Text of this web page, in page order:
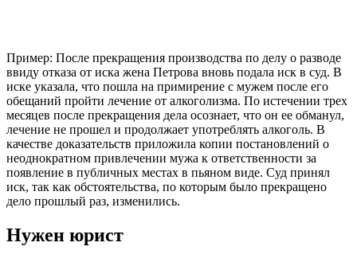
Пример: После прекращения производства по делу о разводе
ввиду отказа от иска жена Петрова вновь подала иск в суд. В
иске указала, что пошла на примирение с мужем после его
обещаний пройти лечение от алкоголизма. По истечении трех
месяцев после прекращения дела осознает, что он ее обманул,
лечение не прошел и продолжает употреблять алкоголь. В
качестве доказательств приложила копии постановлений о
неоднократном привлечении мужа к ответственности за
появление в публичных местах в пьяном виде. Суд принял
иск, так как обстоятельства, по которым было прекращено
дело прошлый раз, изменились.
Нужен юрист